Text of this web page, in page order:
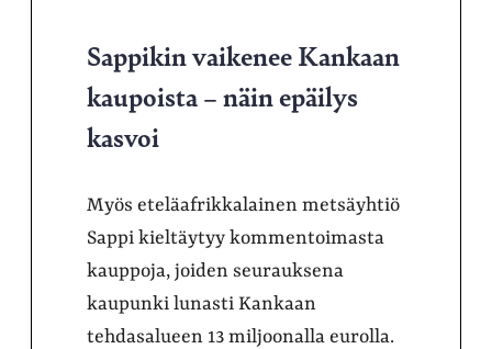
Sappikin vaikenee Kankaan
kaupoista – näin epäilys
kasvoi
Myös eteläafrikkalainen metsäyhtiö
Sappi kieltäytyy kommentoimasta
kauppoja, joiden seurauksena
kaupunki lunasti Kankaan
tehdasalueen 13 miljoonalla eurolla.